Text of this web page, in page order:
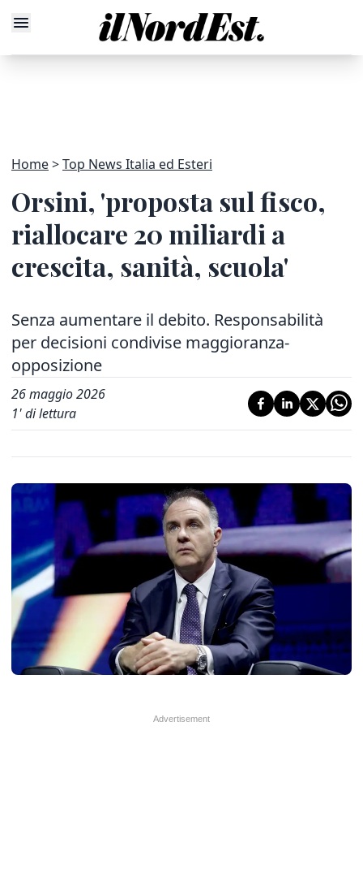
Home Top News Italia ed Esteri
Orsini, 'proposta sul fisco,
riallocare 20 miliardi a
crescita, sanità, scuola'
Senza aumentare il debito. Responsabilità
per decisioni condivise maggioranza-
opposizione
26 maggio 2026
1' di lettura